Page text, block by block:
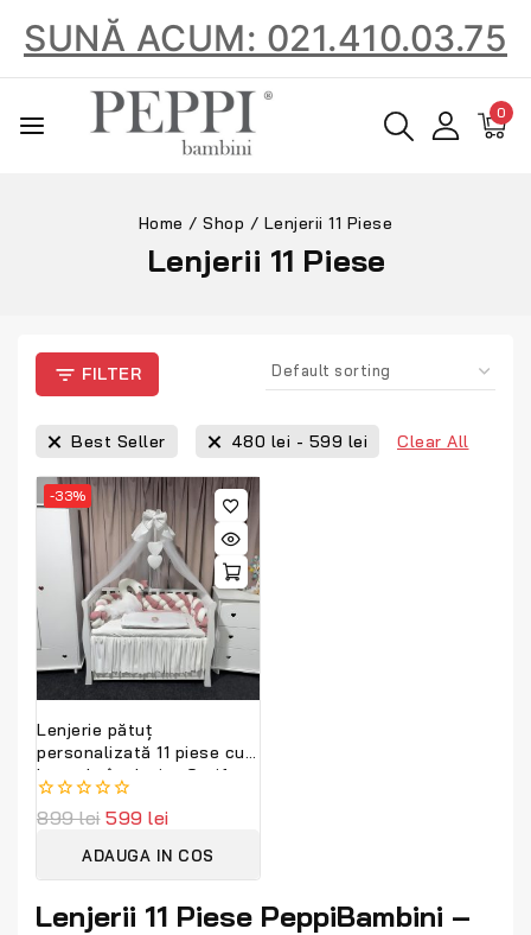
SUNĂ ACUM: 021.410.03.75
0
Home / Shop / Lenjerii 11 Piese
Lenjerii 11 Piese
FILTER
Best Seller 480 lei - 599 lei Clear All
-33%
Lenjerie pătuț
personalizată 11 piese cu
laterale împletite Catifea
Pink PeppiBambini cu
Lebada – set premium roz
elegantă și protecție
completă pentru bebeluși
0
899lei 599 lei
ADAUGA IN COS
Lenjerii 11 Piese PeppiBambini –